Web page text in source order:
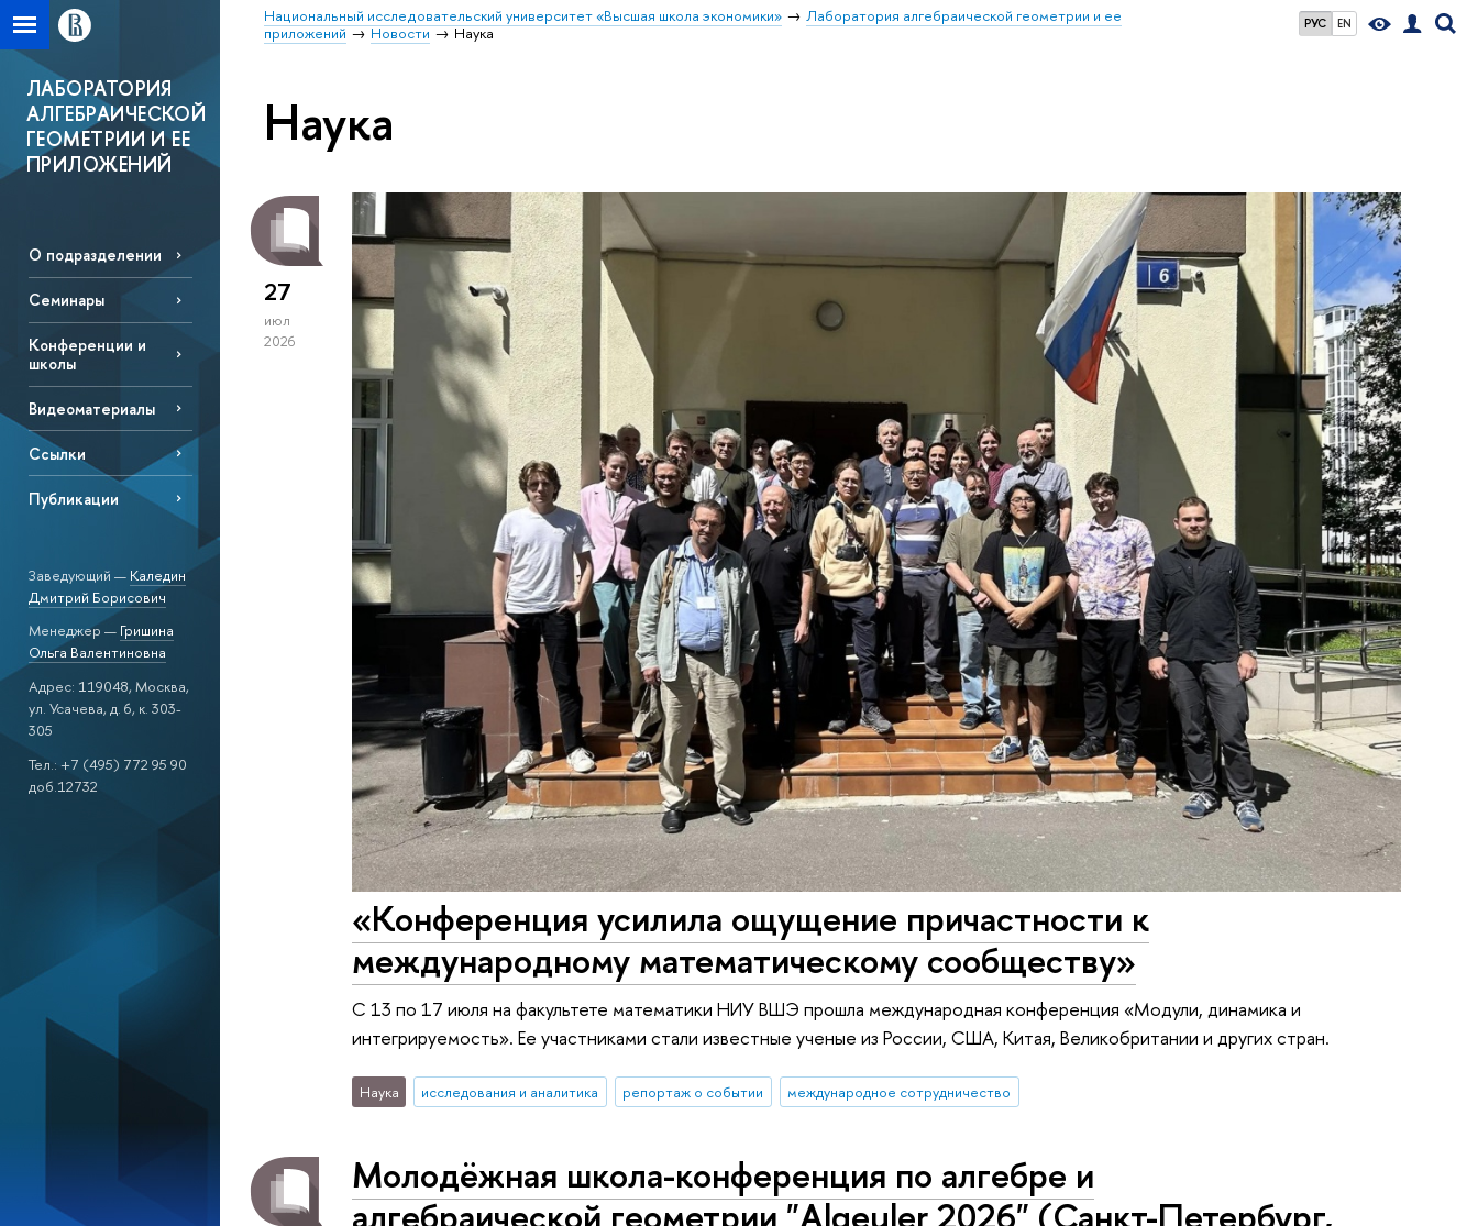
РУС EN
Национальный исследовательский университет «Высшая школа экономики»
Лаборатория алгебраической геометрии и ее
приложений
Новости Наука
ЛАБОРАТОРИЯ
АЛГЕБРАИЧЕСКОЙ
ГЕОМЕТРИИ И ЕЕ
ПРИЛОЖЕНИЙ
О подразделении
Семинары
Конференции и
школы
Видеоматериалы
Ссылки
Публикации
Заведующий — Каледин
Дмитрий Борисович
Менеджер — Гришина
Ольга Валентиновна
Адрес: 119048, Москва,
ул. Усачева, д. 6, к. 303-
305
Тел.: +7 (495) 772 95 90
доб.12732
Наука
27
июл
2026
«Конференция усилила ощущение причастности к
международному математическому сообществу»
С 13 по 17 июля на факультете математики НИУ ВШЭ прошла международная конференция «Модули, динамика и
интегрируемость». Ее участниками стали известные ученые из России, США, Китая, Великобритании и других стран.
Наука исследования и аналитика репортаж о событии международное сотрудничество
Молодёжная школа-конференция по алгебре и
алгебраической геометрии "Algeuler 2026" (Санкт-Петербург,